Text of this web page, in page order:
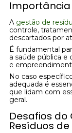
A gestão de
controle,
descartados por
É fundamental
a saúde pública e
e
No caso
adequada é
que lidam com
geral.
Desafios
Resíduos